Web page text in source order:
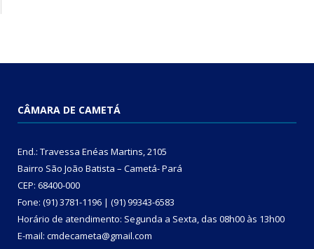
CÂMARA DE CAMETÁ
End.: Travessa Enéas Martins, 2105
Bairro São João Batista – Cametá- Pará
CEP: 68400-000
Fone: (91) 3781-1196 | (91) 99343-6583
Horário de atendimento: Segunda a Sexta, das 08h00 às 13h00
E-mail: cmdecameta@gmail.com